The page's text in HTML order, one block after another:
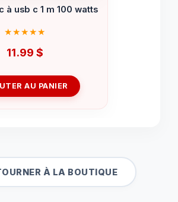
à usb c 1 m 100 watts
11.99 $
AU PANIER
À LA BOUTIQUE